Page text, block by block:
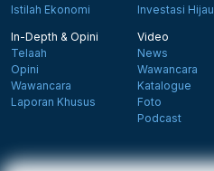
Istilah Ekonomi
Investasi Hijau
In-Depth & Opini
Telaah
Opini
Wawancara
Laporan Khusus
Video
News
Wawancara
Katalogue
Foto
Podcast